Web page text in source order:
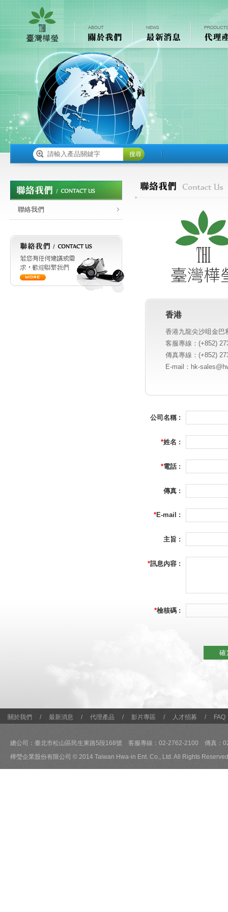
搜尋
聯絡我們
香港
香港九龍尖沙咀金巴
客服專線：(+852)
傳真專線：(+852)
E-mail： hk-
公司名稱 :
*姓名 :
*電話 :
傳真 :
*E-mail :
主旨 :
*訊息內容 :
*檢核碼 :
確
關於我們 / 最新消息 / 代理產品 / 影片專區 / 人才招募 / FAQ
總公司：臺北市松山區民生東路5段168號 客服專線：02-2762-2100 傳真：
樺瑩企業股份有限公司 © 2014 Taiwan Hwa-in Ent. Co., Ltd. All Rights